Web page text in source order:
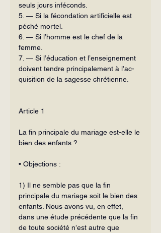
seuls jours inféconds.
5. — Si la fécondation artificielle est
péché mortel.
6. — Si l’homme est le chef de la
femme.
7. — Si l’éducation et l’enseignement
doivent tendre principalement à l’ac­
quisition de la sagesse chrétienne.
Article 1
La fin principale du mariage est-elle le
bien des enfants ?
• Objections :
1) Il ne semble pas que la fin
principale du mariage soit le bien des
en­fants. Nous avons vu, en effet,
dans une étude précédente que la fin
de toute so­ciété n’est autre que